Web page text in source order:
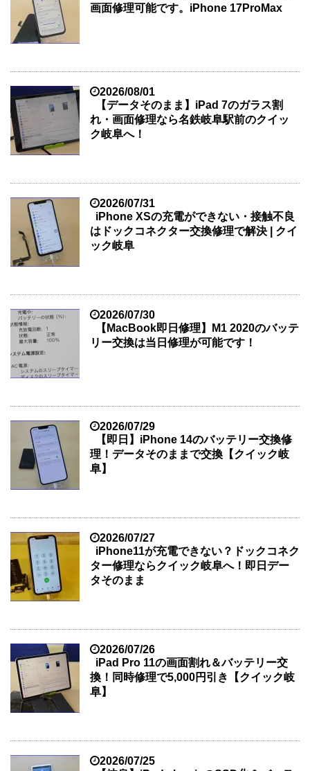
画面修理可能です。iPhone 17ProMax
2026/08/01
【データそのまま】iPad 7のガラス割
れ・画面修理なら名鉄岐阜駅前のクイッ
ク岐阜へ！
2026/07/31
iPhone XSの充電ができない・接触不良
はドックコネクター交換修理で解決 | クイ
ック岐阜
2026/07/30
【MacBook即日修理】M1 2020のバッテ
リー交換は当日修理が可能です！
2026/07/29
【即日】iPhone 14のバッテリー交換修
理！データそのままで交換【クイック岐
阜】
2026/07/27
iPhone11が充電できない？ドックコネク
ター修理ならクイック岐阜へ！即日デー
タそのまま
2026/07/26
iPad Pro 11の画面割れ＆バッテリー交
換！同時修理で5,000円引き【クイック岐
阜】
2026/07/25